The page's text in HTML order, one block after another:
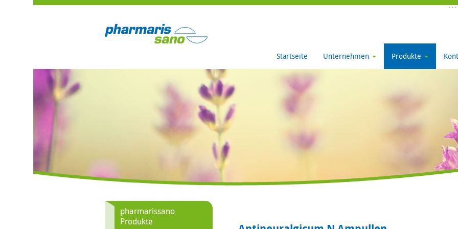
Startseite Unternehmen Produkte
pharmarissano
Produkte